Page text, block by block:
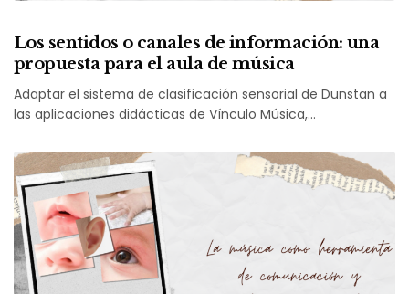
Los sentidos o canales de información: una
propuesta para el aula de música
Adaptar el sistema de clasificación sensorial de Dunstan a
las aplicaciones didácticas de Vínculo Música,…